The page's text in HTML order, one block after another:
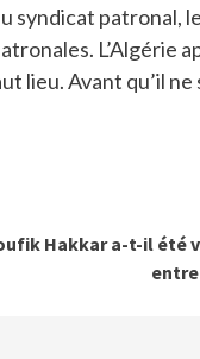
patronal,
L’Algérie
lieu. Avant qu’il
Hakkar a-t-il été